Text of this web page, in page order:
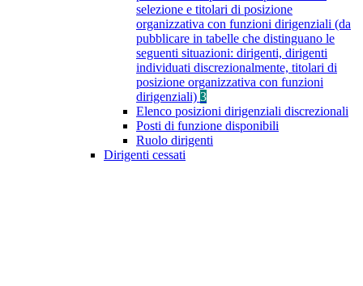
selezione e titolari di posizione
organizzativa con funzioni dirigenziali (da
pubblicare in tabelle che distinguano le
seguenti situazioni: dirigenti, dirigenti
individuati discrezionalmente, titolari di
posizione organizzativa con funzioni
dirigenziali) 3
Elenco posizioni dirigenziali discrezionali
Posti di funzione disponibili
Ruolo dirigenti
Dirigenti cessati